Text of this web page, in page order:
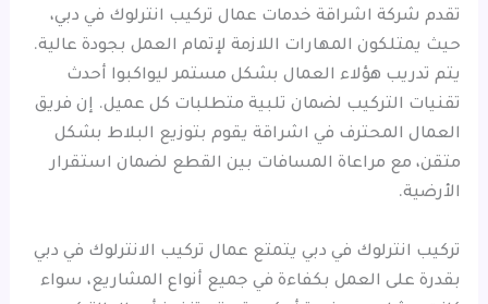
تقدم شركة اشراقة خدمات عمال تركيب انترلوك في دبي،
حيث يمتلكون المهارات اللازمة لإتمام العمل بجودة عالية.
يتم تدريب هؤلاء العمال بشكل مستمر ليواكبوا أحدث
تقنيات التركيب لضمان تلبية متطلبات كل عميل. إن فريق
العمال المحترف في اشراقة يقوم بتوزيع البلاط بشكل
متقن، مع مراعاة المسافات بين القطع لضمان استقرار
الأرضية.
تركيب انترلوك في دبي يتمتع عمال تركيب الانترلوك في دبي
بقدرة على العمل بكفاءة في جميع أنواع المشاريع، سواء